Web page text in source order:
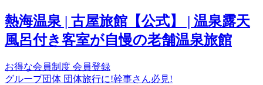
熱海温泉 | 古屋旅館【公式】 | 温泉露天
風呂付き客室が自慢の老舗温泉旅館
お得な会員制度 会員登録
グループ団体 団体旅行に!幹事さん必見!